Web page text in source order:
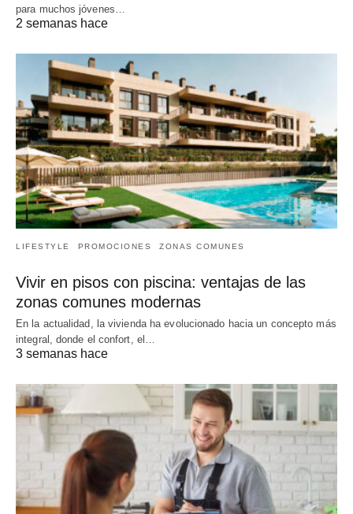
para muchos jóvenes…
2 semanas hace
LIFESTYLE PROMOCIONES ZONAS COMUNES
Vivir en pisos con piscina: ventajas de las
zonas comunes modernas
En la actualidad, la vivienda ha evolucionado hacia un concepto más
integral, donde el confort, el…
3 semanas hace